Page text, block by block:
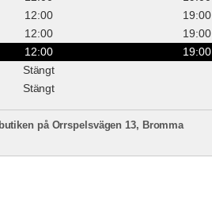
12:00
19:00
12:00
19:00
12:00
19:00
Stängt
Stängt
på Orrspelsvägen 13, Bromma